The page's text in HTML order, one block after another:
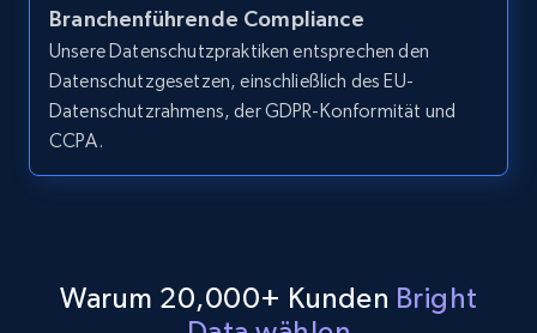
LinkedIn posts - Discover user's articles by
URL
Branchenführende Compliance
Unsere Datenschutzpraktiken entsprechen den
Datenschutzgesetzen, einschließlich des EU-
Datenschutzrahmens, der GDPR-Konformität und
CCPA.
Warum 20,000+ Kunden Bright